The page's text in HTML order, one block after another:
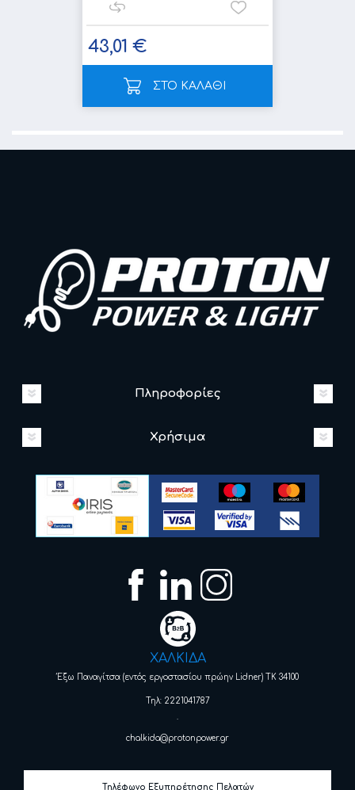
43,01 €
ΣΤΟ ΚΑΛΑΘΙ
Πληροφορίες
Χρήσιμα
ΧΑΛΚΙΔΑ
Έξω Παναγίτσα (εντός εργοστασίου πρώην Lidner) ΤΚ 34100
Τηλ: 2221041787
chalkida@protonpower.gr
Τηλέφωνο Εξυπηρέτησης Πελατών